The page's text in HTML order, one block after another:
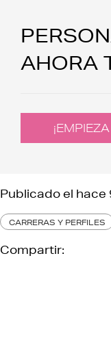
AHORA
Publicado el hace
CARRERAS Y PERFILES
Compartir: